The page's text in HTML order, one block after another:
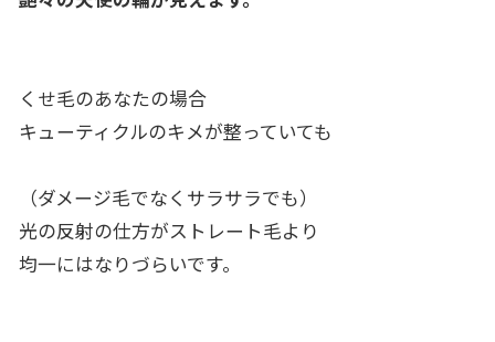
くせ毛のあなたの場合
キューティクルのキメが整っていても
（ダメージ毛でなくサラサラでも）
光の反射の仕方がストレート毛より
均一にはなりづらいです。